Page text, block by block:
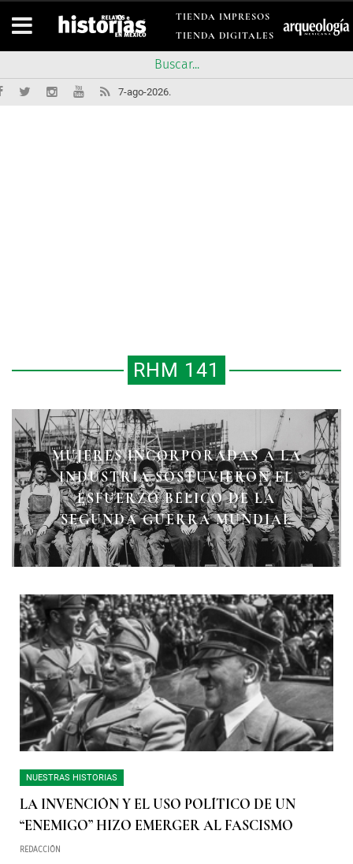
TIENDA IMPRESOS
TIENDA DIGITALES
7-ago-2026.
RHM 141
MUJERES INCORPORADAS A LA
INDUSTRIA SOSTUVIERON EL
ESFUERZO BÉLICO DE LA
SEGUNDA GUERRA MUNDIAL
MÉXICO Y LA SEGUNDA GUERRA
MUNDIAL
¿CUÁNDO FUE LA PRIMERA
MARCHA DEL DÍA DEL TRABAJO
EN MÉXICO?
NUESTRAS HISTORIAS
LA INVENCIÓN Y EL USO POLÍTICO DE UN
“ENEMIGO” HIZO EMERGER AL FASCISMO
REDACCIÓN